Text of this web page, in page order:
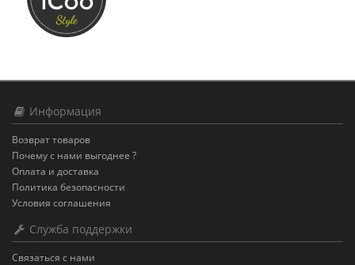
Информация
Возврат товаров
Почему с нами выгоднее ?
Оплата и доставка
Политика безопасности
Условия соглашения
Служба поддержки
Связаться с нами